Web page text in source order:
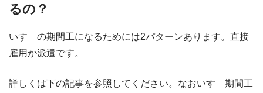
るの？
いすゞの期間工になるためには2パターンあります。直接
雇用か派遣です。
詳しくは下の記事を参照してください。なおいすゞ期間工